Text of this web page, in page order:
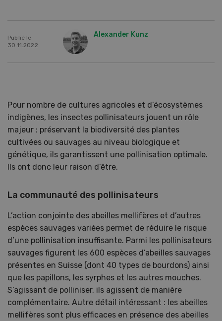
Publié le
30.11.2022
Alexander Kunz
Pour nombre de cultures agricoles et d’écosystèmes
indigènes, les insectes pollinisateurs jouent un rôle
majeur : préservant la biodiversité des plantes
cultivées ou sauvages au niveau biologique et
génétique, ils garantissent une pollinisation optimale.
Ils ont donc leur raison d’être.
La communauté des pollinisateurs
L’action conjointe des abeilles mellifères et d’autres
espèces sauvages variées permet de réduire le risque
d’une pollinisation insuffisante. Parmi les pollinisateurs
sauvages figurent les 600 espèces d’abeilles sauvages
présentes en Suisse (dont 40 types de bourdons) ainsi
que les papillons, les syrphes et les autres mouches.
S’agissant de polliniser, ils agissent de manière
complémentaire. Autre détail intéressant : les abeilles
mellifères sont plus efficaces en présence des abeilles